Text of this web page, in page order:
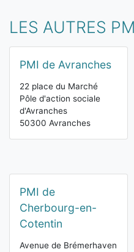
LES AUTRES
PMI de Avranches
22 place du Marché
Pôle d'action sociale
d'Avranches
50300 Avranches
PMI de
Cherbourg-en-
Cotentin
Avenue de Brémerhaven